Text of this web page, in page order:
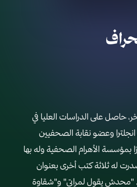
حاصل على الدراسات العليا في
وعضو نقابة الصحفيين
بمؤسسة الأهرام الصحفية وله بها
له ثلاثة كتب أخرى بعنوان
"محدش يقول لمراتي" و"شقاوة